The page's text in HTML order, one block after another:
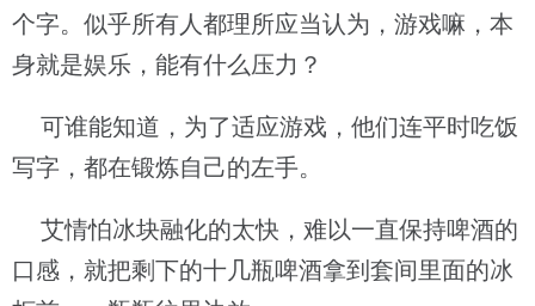
个字。似乎所有人都理所应当认为，游戏嘛，本
身就是娱乐，能有什么压力？
可谁能知道，为了适应游戏，他们连平时吃饭
写字，都在锻炼自己的左手。
艾情怕冰块融化的太快，难以一直保持啤酒的
口感，就把剩下的十几瓶啤酒拿到套间里面的冰